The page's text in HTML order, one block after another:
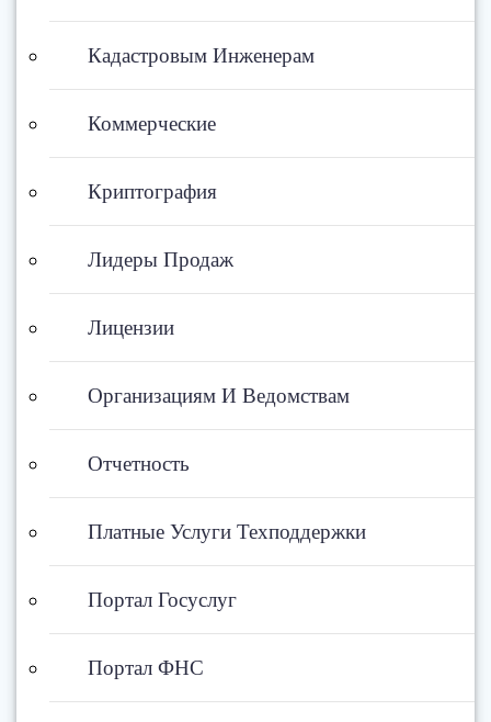
Кадастровым Инженерам
Коммерческие
Криптография
Лидеры Продаж
Лицензии
Организациям И Ведомствам
Отчетность
Платные Услуги Техподдержки
Портал Госуслуг
Портал ФНС